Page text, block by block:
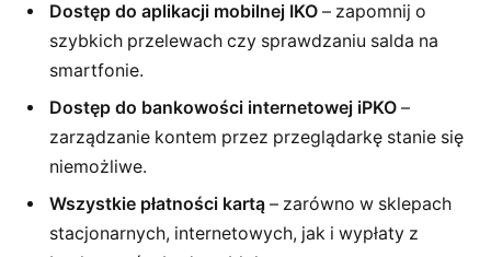
Dostęp do aplikacji mobilnej IKO – zapomnij o
szybkich przelewach czy sprawdzaniu salda na
smartfonie.
Dostęp do bankowości internetowej iPKO –
zarządzanie kontem przez przeglądarkę stanie się
niemożliwe.
Wszystkie płatności kartą – zarówno w sklepach
stacjonarnych, internetowych, jak i wypłaty z